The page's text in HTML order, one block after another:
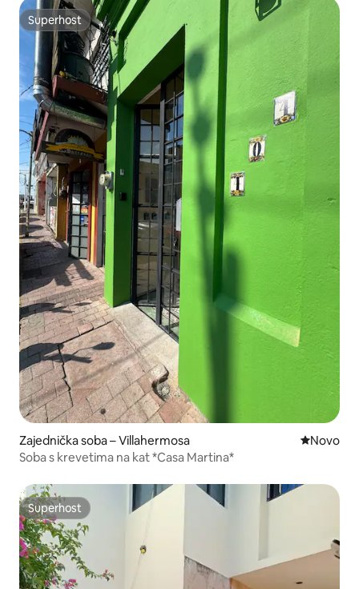
Superhost
Superhost
Zajednička soba – Villahermosa Novi
Novo
Soba s krevetima na kat *Casa Martina*
Superhost
Superhost